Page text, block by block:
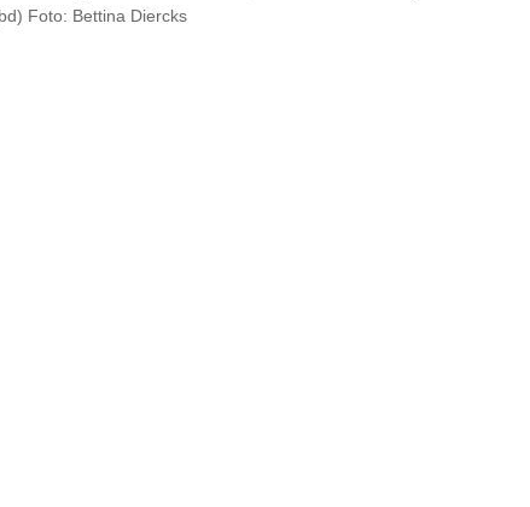
Foto: Bettina Diercks